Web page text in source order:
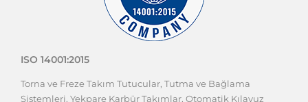
ISO 14001:2015
Torna ve Freze Takım Tutucular, Tutma ve Bağlama
Sistemleri, Yekpare Karbür Takımlar, Otomatik Kılavuz